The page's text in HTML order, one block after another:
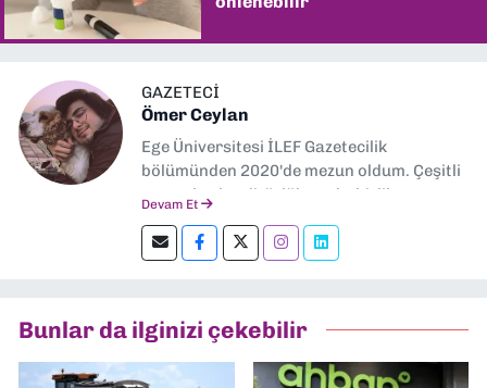
GAZETECİ
Ömer Ceylan
Ege Üniversitesi İLEF Gazetecilik
bölümünden 2020'de mezun oldum. Çeşitli
gazetelerde editörlük, muhabirlik yaptım.
editörlük yapıyorum.
Devam Et
Bunlar da ilginizi çekebilir